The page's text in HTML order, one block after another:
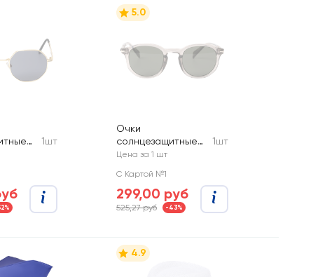
WMN
1шт
5.0
Очки
солнцезащитные
мужские CITY HOME
GLSSUN-001-MEN
1шт
Цена за 1 шт
С Картой №1
299,00 руб
525,27 руб -43%
4.9